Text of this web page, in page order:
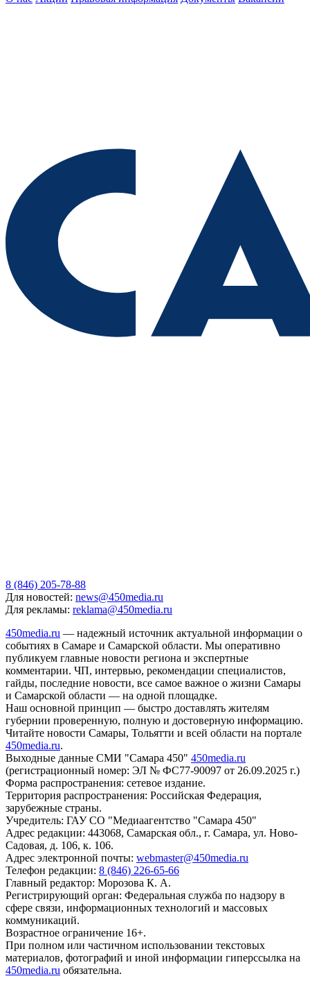
8 (846) 205-78-88
Для новостей: news@450media.ru
Для рекламы: reklama@450media.ru
450media.ru — надежный источник актуальной информации о
событиях в Самаре и Самарской области. Мы оперативно
публикуем главные новости региона и экспертные
комментарии. ЧП, интервью, рекомендации специалистов,
гайды, последние новости, все самое важное о жизни Самары
и Самарской области — на одной площадке.
Наш основной принцип — быстро доставлять жителям
губернии проверенную, полную и достоверную информацию.
Читайте новости Самары, Тольятти и всей области на портале
450media.ru.
Выходные данные СМИ "Самара 450" 450media.ru
(регистрационный номер: ЭЛ № ФС77-90097 от 26.09.2025 г.)
Форма распространения: сетевое издание.
Территория распространения: Российская Федерация,
зарубежные страны.
Учредитель: ГАУ СО "Медиаагентство "Самара 450"
Адрес редакции: 443068, Самарская обл., г. Самара, ул. Ново-
Садовая, д. 106, к. 106.
Адрес электронной почты: webmaster@450media.ru
Телефон редакции: 8 (846) 226-65-66
Главный редактор: Морозова К. А.
Регистрирующий орган: Федеральная служба по надзору в
сфере связи, информационных технологий и массовых
коммуникаций.
Возрастное ограничение 16+.
При полном или частичном использовании текстовых
материалов, фотографий и иной информации гиперссылка на
450media.ru обязательна.